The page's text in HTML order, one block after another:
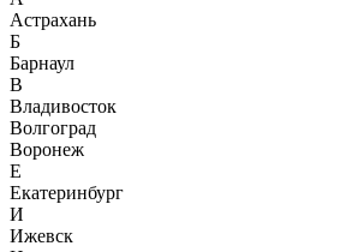
Астрахань
Б
Барнаул
В
Владивосток
Волгоград
Воронеж
Е
Екатеринбург
И
Ижевск